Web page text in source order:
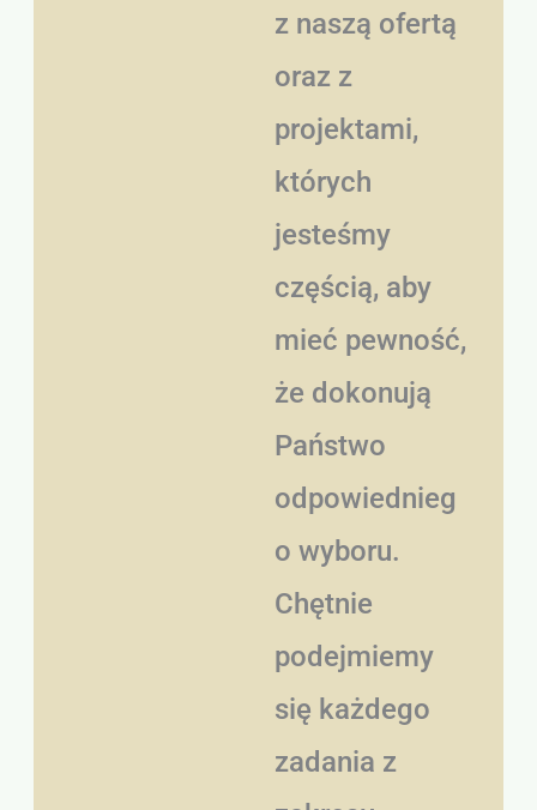
z naszą ofertą
oraz z
projektami,
których
jesteśmy
częścią, aby
mieć pewność,
że dokonują
Państwo
odpowiednieg
o wyboru.
Chętnie
podejmiemy
się każdego
zadania z